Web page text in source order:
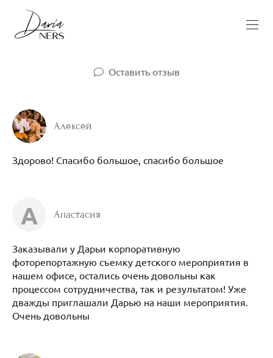
Оставить отзыв
Алексей
Здорово! Спасибо большое, спасибо большое
А Анастасия
Заказывали у Дарьи корпоративную
фоторепортажную съемку детского мероприятия в
нашем офисе, остались очень довольны как
процессом сотрудничества, так и результатом! Уже
дважды приглашали Дарью на наши мероприятия.
Очень довольны